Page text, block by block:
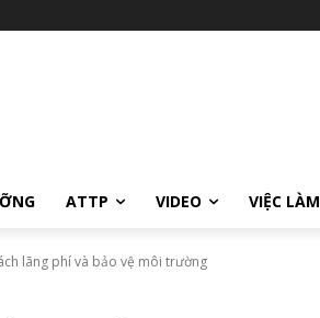
ATTP VIDEO VIỆC LÀM
lãng phí và bảo vệ môi trường